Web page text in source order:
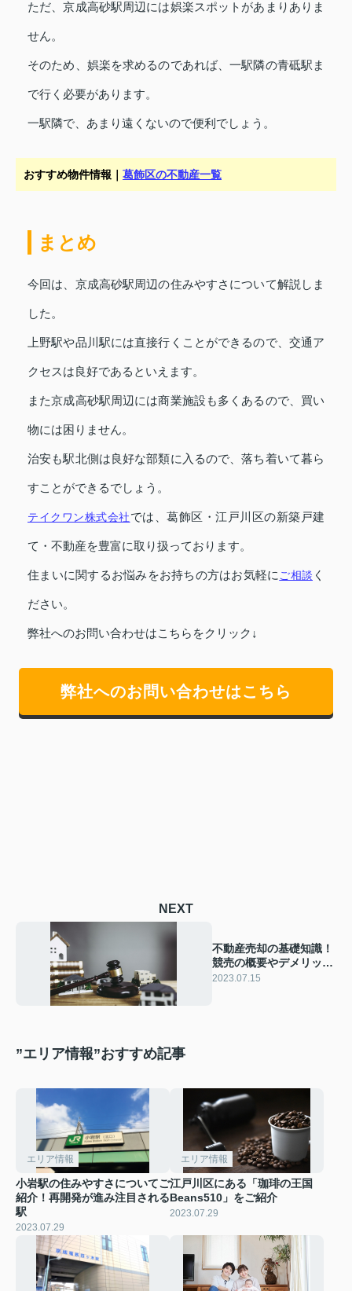
ただ、京成高砂駅周辺には娯楽スポットがあまりありま
せん。
そのため、娯楽を求めるのであれば、一駅隣の青砥駅ま
で行く必要があります。
一駅隣で、あまり遠くないので便利でしょう。
おすすめ物件情報｜ 葛飾区の不動産一覧
まとめ
今回は、京成高砂駅周辺の住みやすさについて解説しま
した。
上野駅や品川駅には直接行くことができるので、交通ア
クセスは良好であるといえます。
また京成高砂駅周辺には商業施設も多くあるので、買い
物には困りません。
治安も駅北側は良好な部類に入るので、落ち着いて暮ら
すことができるでしょう。
テイクワン株式会社では、葛飾区・江戸川区の新築戸建
て・不動産を豊富に取り扱っております。
住まいに関するお悩みをお持ちの方はお気軽に ご相談 く
ださい。
弊社へのお問い合わせはこちらをクリック↓
弊社へのお問い合わせはこちら
NEXT
不動産売却の基礎知識！
競売の概要やデメリット
などをご紹介！
2023.07.15
”エリア情報”おすすめ記事
エリア情報
小岩駅の住みやすさについてご
紹介！再開発が進み注目される
駅
2023.07.29
エリア情報
江戸川区にある「珈琲の王国
Beans510」をご紹介
2023.07.29